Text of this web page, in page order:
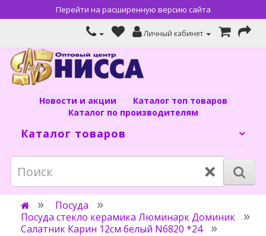
Перейти на расширенную версию сайта
Личный кабинет
Новости и акции
Каталог топ товаров
Каталог по производителям
Каталог товаров
×
Посуда
Посуда стекло керамика Люминарк Доминик
Салатник Карин 12см белый N6820 *24